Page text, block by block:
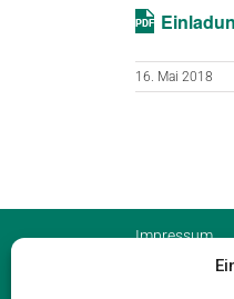
16. Mai 2018
Impressum